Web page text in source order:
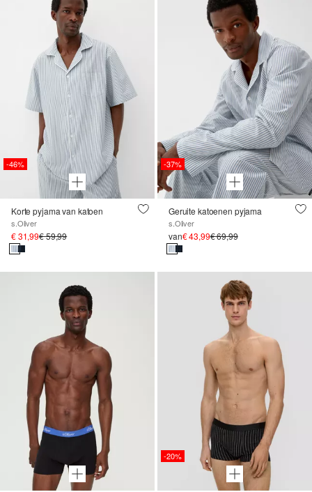
-46%
Korte pyjama van katoen
s.Oliver
€ 31,99€ 59,99
-37%
Geruite katoenen pyjama
s.Oliver
van€ 43,99€ 69,99
-20%